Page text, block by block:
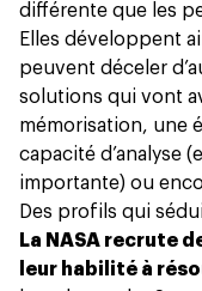
différente que les
Elles développent
peuvent déceler
solutions qui vont
mémorisation, une
capacité d’analyse
importante) ou
Des profils qui
La NASA recrute
leur habilité à